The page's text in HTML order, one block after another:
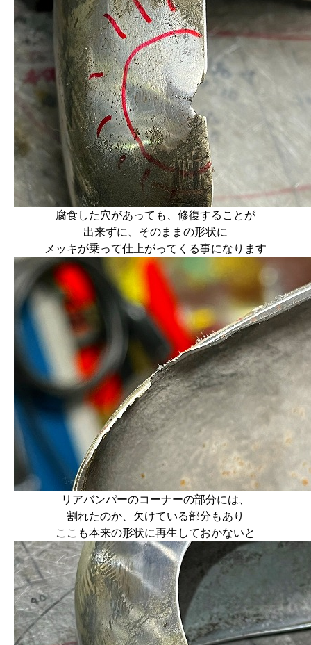
腐食した穴があっても、修復することが
出来ずに、そのままの形状に
メッキが乗って仕上がってくる事になります
リアバンパーのコーナーの部分には、
割れたのか、欠けている部分もあり
ここも本来の形状に再生しておかないと